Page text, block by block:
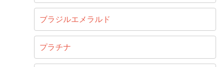
ブラジルエメラルド
プラチナ